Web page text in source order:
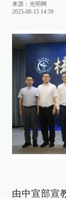
来源： 光明网
2025-08-15 14:59
由中宣部宣